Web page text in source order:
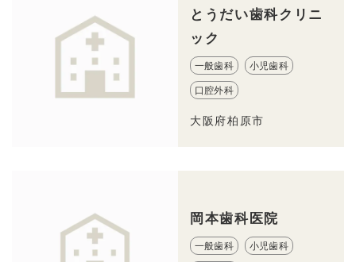
とうだい歯科クリニ
ック
一般歯科 小児歯科
口腔外科
大阪府柏原市
岡本歯科医院
一般歯科 小児歯科